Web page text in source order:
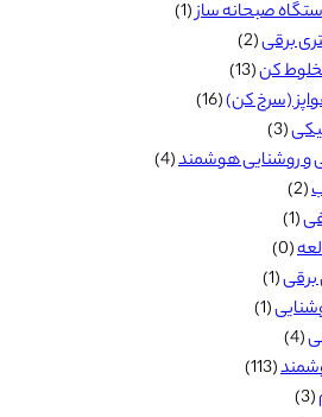
صبحانه ساز(1)
برقی(2)
کن(13)
(سرخ کن)(16)
(3)
و روشنایی هوشمند(4)
(2)
(1)
(0)
(1)
(1)
(4)
(113)
(3)